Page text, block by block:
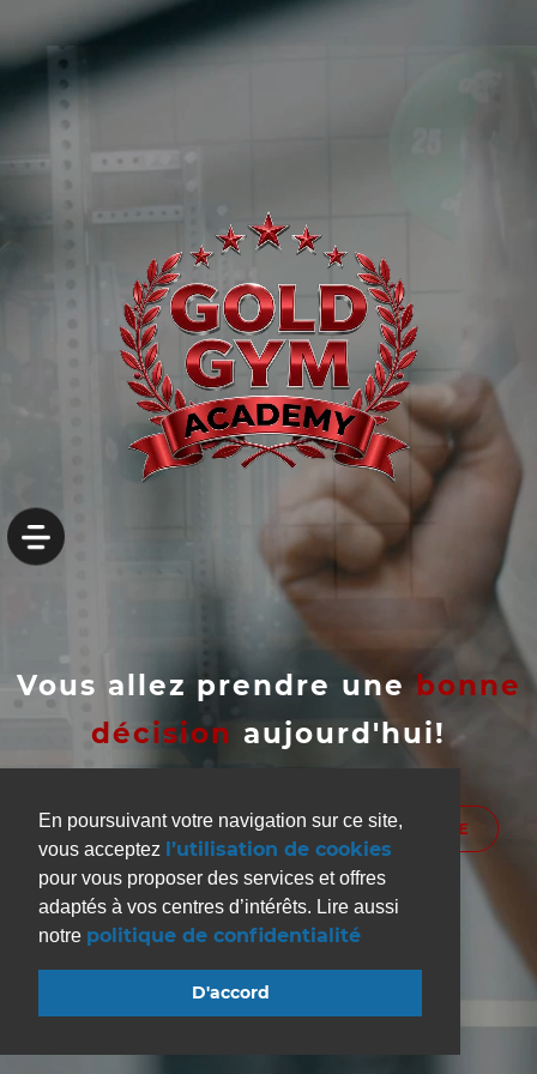
En poursuivant votre navigation sur ce site,
vous acceptez l’utilisation de cookies
pour vous proposer des services et offres
adaptés à vos centres d’intérêts. Lire aussi
notre politique de confidentialité
D'accord
Vous allez prendre une bonne
décision aujourd'hui!
S'INSCRIRE HORAIRES DE LA SALLE